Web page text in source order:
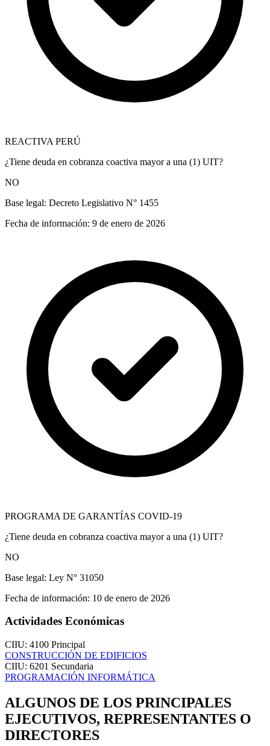
REACTIVA PERÚ
¿Tiene deuda en cobranza coactiva mayor a una (1) UIT?
NO
Base legal: Decreto Legislativo N° 1455
Fecha de información: 9 de enero de 2026
PROGRAMA DE GARANTÍAS COVID-19
¿Tiene deuda en cobranza coactiva mayor a una (1) UIT?
NO
Base legal: Ley N° 31050
Fecha de información: 10 de enero de 2026
Actividades Económicas
CIIU: 4100 Principal
CONSTRUCCIÓN DE EDIFICIOS
CIIU: 6201 Secundaria
PROGRAMACIÓN INFORMÁTICA
ALGUNOS DE LOS PRINCIPALES
EJECUTIVOS, REPRESENTANTES O
DIRECTORES